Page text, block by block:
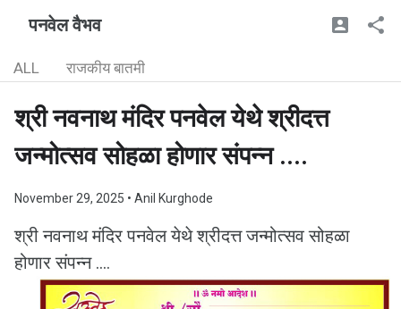
पनवेल वैभव
ALL राजकीय बातमी
श्री नवनाथ मंदिर पनवेल येथे श्रीदत्त
जन्मोत्सव सोहळा होणार संपन्न ....
November 29, 2025 • Anil Kurghode
श्री नवनाथ मंदिर पनवेल येथे श्रीदत्त जन्मोत्सव सोहळा
होणार संपन्न ....